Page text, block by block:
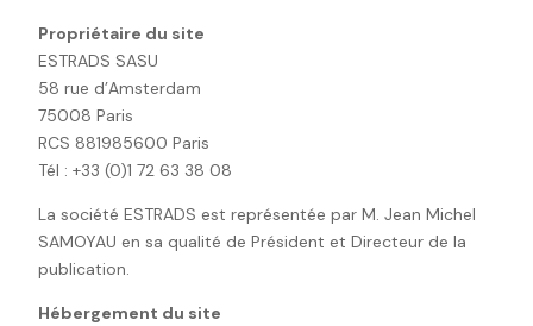
Propriétaire du site
ESTRADS SASU
58 rue d’Amsterdam
75008 Paris
RCS 881985600 Paris
Tél : +33 (0)1 72 63 38 08
La société ESTRADS est représentée par M. Jean Michel
SAMOYAU en sa qualité de Président et Directeur de la
publication.
Hébergement du site